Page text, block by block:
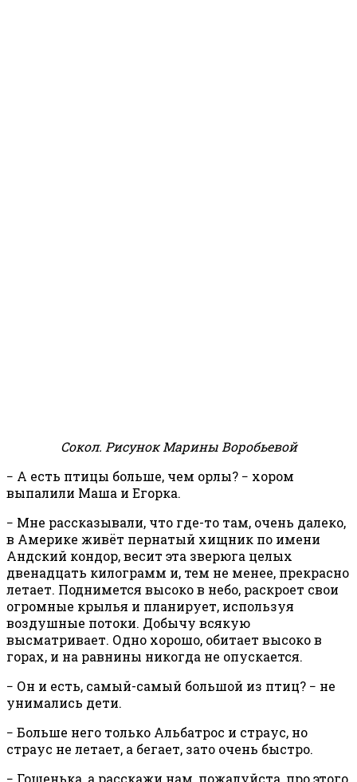
Сокол. Рисунок Марины Воробьевой
− А есть птицы больше, чем орлы? − хором
выпалили Маша и Егорка.
− Мне рассказывали, что где-то там, очень далеко,
в Америке живёт пернатый хищник по имени
Андский кондор, весит эта зверюга целых
двенадцать килограмм и, тем не менее, прекрасно
летает. Поднимется высоко в небо, раскроет свои
огромные крылья и планирует, используя
воздушные потоки. Добычу всякую
высматривает. Одно хорошо, обитает высоко в
горах, и на равнины никогда не опускается.
− Он и есть, самый-самый большой из птиц? − не
унимались дети.
− Больше него только Альбатрос и страус, но
страус не летает, а бегает, зато очень быстро.
− Гошенька, а расскажи нам, пожалуйста, про этого